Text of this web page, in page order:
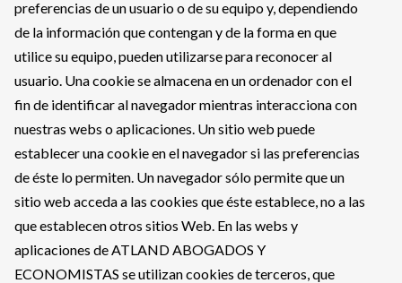
preferencias de un usuario o de su equipo y, dependiendo
de la información que contengan y de la forma en que
utilice su equipo, pueden utilizarse para reconocer al
usuario. Una cookie se almacena en un ordenador con el
fin de identificar al navegador mientras interacciona con
nuestras webs o aplicaciones. Un sitio web puede
establecer una cookie en el navegador si las preferencias
de éste lo permiten. Un navegador sólo permite que un
sitio web acceda a las cookies que éste establece, no a las
que establecen otros sitios Web. En las webs y
aplicaciones de ATLAND ABOGADOS Y
ECONOMISTAS se utilizan cookies de terceros, que